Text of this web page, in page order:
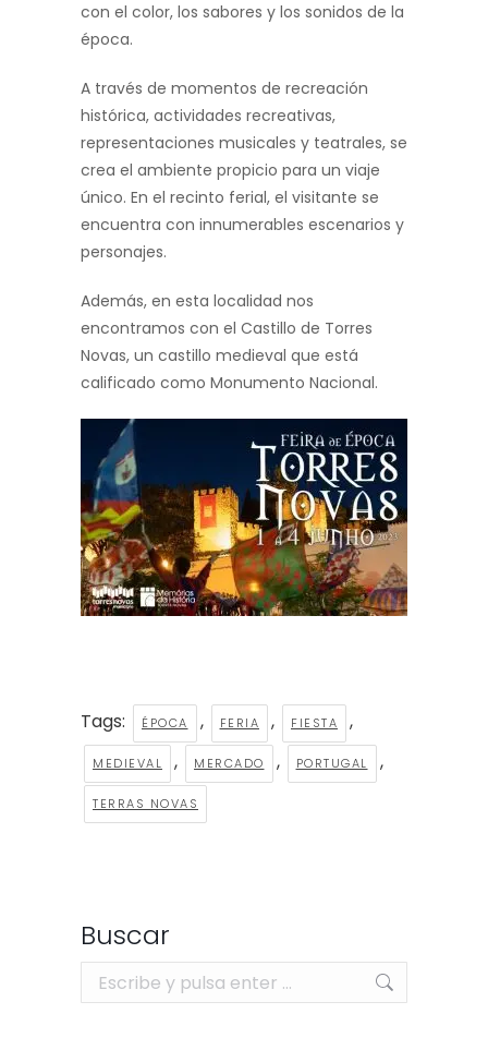
con el color, los sabores y los sonidos de la
época.
A través de momentos de recreación
histórica, actividades recreativas,
representaciones musicales y teatrales, se
crea el ambiente propicio para un viaje
único. En el recinto ferial, el visitante se
encuentra con innumerables escenarios y
personajes.
Además, en esta localidad nos
encontramos con el Castillo de Torres
Novas, un castillo medieval que está
calificado como Monumento Nacional.
Tags: ÉPOCA , FERIA , FIESTA ,
MEDIEVAL , MERCADO , PORTUGAL ,
TERRAS NOVAS
Buscar
Buscar: